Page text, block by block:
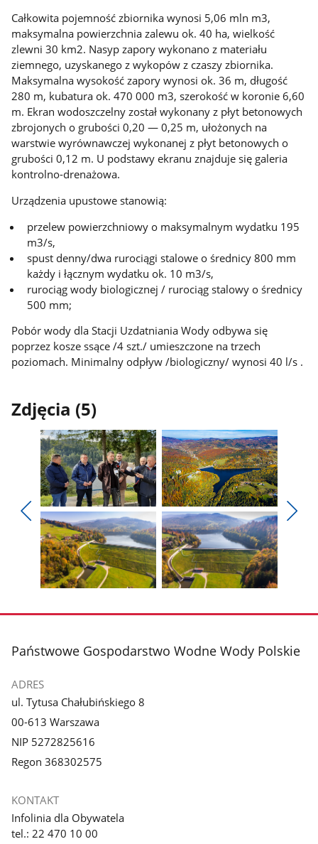
Całkowita pojemność zbiornika wynosi 5,06 mln m3,
maksymalna powierzchnia zalewu ok. 40 ha, wielkość
zlewni 30 km2. Nasyp zapory wykonano z materiału
ziemnego, uzyskanego z wykopów z czaszy zbiornika.
Maksymalna wysokość zapory wynosi ok. 36 m, długość
280 m, kubatura ok. 470 000 m3, szerokość w koronie 6,60
m. Ekran wodoszczelny został wykonany z płyt betonowych
zbrojonych o grubości 0,20 — 0,25 m, ułożonych na
warstwie wyrównawczej wykonanej z płyt betonowych o
grubości 0,12 m. U podstawy ekranu znajduje się galeria
kontrolno-drenażowa.
Urządzenia upustowe stanowią:
przelew powierzchniowy o maksymalnym wydatku 195
m3/s,
spust denny/dwa rurociągi stalowe o średnicy 800 mm
każdy i łącznym wydatku ok. 10 m3/s,
rurociąg wody biologicznej / rurociąg stalowy o średnicy
500 mm;
Pobór wody dla Stacji Uzdatniania Wody odbywa się
poprzez kosze ssące /4 szt./ umieszczone na trzech
poziomach. Minimalny odpływ /biologiczny/ wynosi 40 l/s .
Zdjęcia (5)
Pokaż
poprzednie
zdjęcia
Pokaż
zdjęcie
1
z
galerii.
Pokaż
zdjęcie
2
z
galerii.
zdjęcie
galerii.
zdjęcie
galerii.
stopka
Państwowe Gospodarstwo Wodne Wody Polskie
ADRES
ul. Tytusa Chałubińskiego 8
00-613 Warszawa
NIP 5272825616
Regon 368302575
KONTAKT
Infolinia dla Obywatela
tel.: 22 470 10 00